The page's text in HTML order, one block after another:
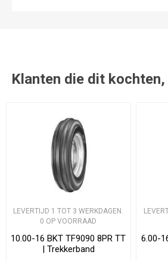
Klanten die dit
LEVERTIJD 1 TOT 3 WERKDAGEN.
0 OP VOORRAAD
10.00-16 BKT TF9090 8PR TT
| Trekkerband
6.00-